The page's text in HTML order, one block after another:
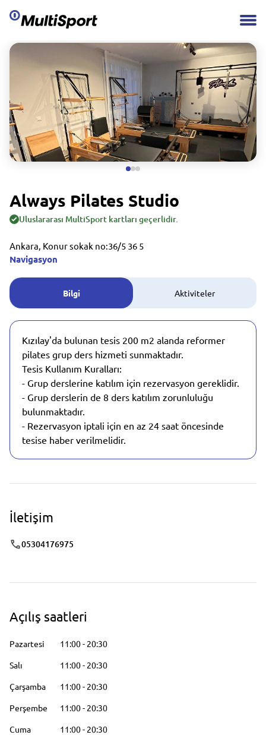
Always Pilates Studio
Uluslararası MultiSport kartları geçerlidir.
Ankara, Konur sokak no:36/5 36 5
Navigasyon
Bilgi Aktiviteler
Kızılay'da bulunan tesis 200 m2 alanda reformer
pilates grup ders hizmeti sunmaktadır.
Tesis Kullanım Kuralları:
- Grup derslerine katılım için rezervasyon gereklidir.
- Grup derslerin de 8 ders katılım zorunluluğu
bulunmaktadır.
- Rezervasyon iptali için en az 24 saat öncesinde
tesise haber verilmelidir.
İletişim
05304176975
Açılış saatleri
Pazartesi 11:00- 20:30
Salı
11:00- 20:30
Çarşamba
11:00- 20:30
Perşembe
11:00- 20:30
Cuma
11:00- 20:30